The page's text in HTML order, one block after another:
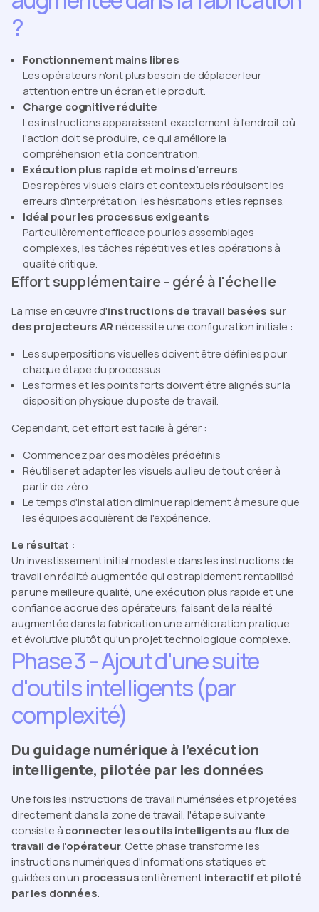
?
Fonctionnement mains libres
Les opérateurs n'ont plus besoin de déplacer leur
attention entre un écran et le produit.
Charge cognitive réduite
Les instructions apparaissent exactement à l'endroit où
l'action doit se produire, ce qui améliore la
compréhension et la concentration.
Exécution plus rapide et moins d'erreurs
Des repères visuels clairs et contextuels réduisent les
erreurs d'interprétation, les hésitations et les reprises.
Idéal pour les processus exigeants
Particulièrement efficace pour les assemblages
complexes, les tâches répétitives et les opérations à
qualité critique.
Effort supplémentaire - géré à l'échelle
La mise en œuvre d'instructions de travail basées sur
des projecteurs ARnécessite une configuration initiale :
Les superpositions visuelles doivent être définies pour
chaque étape du processus
Les formes et les points forts doivent être alignés sur la
disposition physique du poste de travail.
Cependant, cet effort est facile à gérer :
Commencez par des modèles prédéfinis
Réutiliser et adapter les visuels au lieu de tout créer à
partir de zéro
Le temps d'installation diminue rapidement à mesure que
les équipes acquièrent de l'expérience.
Le résultat :
Un investissement initial modeste dans les instructions de
travail en réalité augmentée qui est rapidement rentabilisé
par une meilleure qualité, une exécution plus rapide et une
confiance accrue des opérateurs, faisant de la réalité
augmentée dans la fabrication une amélioration pratique
et évolutive plutôt qu'un projet technologique complexe.
Phase 3 - Ajout d'une suite
d'outils intelligents (par
complexité)
Du guidage numérique à l'exécution
intelligente, pilotée par les données
Une fois les instructions de travail numérisées et projetées
directement dans la zone de travail, l'étape suivante
consiste àconnecter les outils intelligents au flux de
travail de l'opérateur. Cette phase transforme les
instructions numériques d'informations statiques et
guidées en un processusentièrementinteractif et piloté
par les données.